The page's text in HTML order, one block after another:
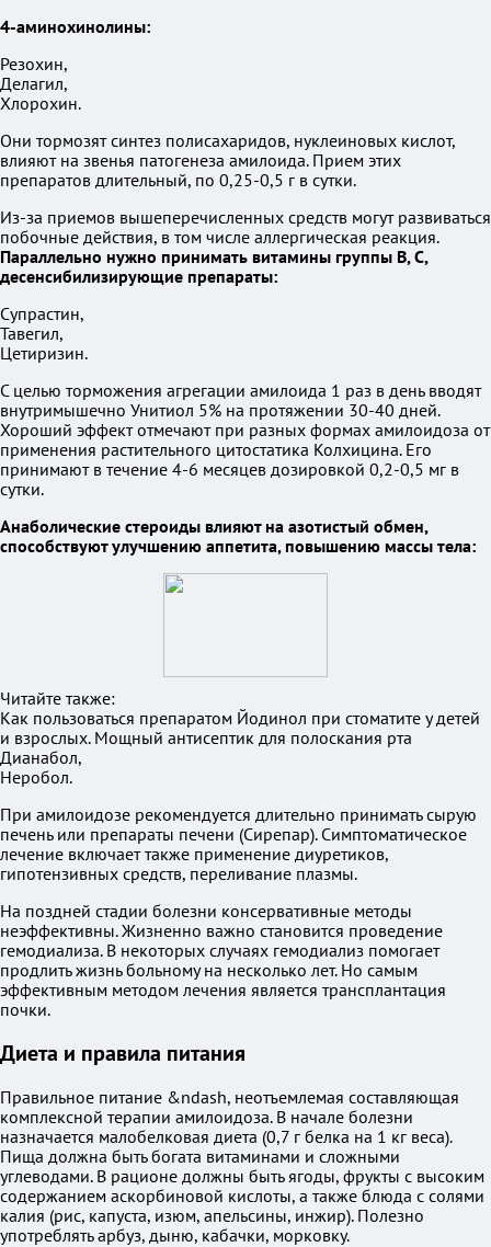
4-аминохинолины:
Резохин,
Делагил,
Хлорохин.
Они тормозят синтез полисахаридов, нуклеиновых кислот,
влияют на звенья патогенеза амилоида. Прием этих
препаратов длительный, по 0,25-0,5 г в сутки.
Из-за приемов вышеперечисленных средств могут развиваться
побочные действия, в том числе аллергическая реакция.
Параллельно нужно принимать витамины группы В, С,
десенсибилизирующие препараты:
Супрастин,
Тавегил,
Цетиризин.
С целью торможения агрегации амилоида 1 раз в день вводят
внутримышечно Унитиол 5% на протяжении 30-40 дней.
Хороший эффект отмечают при разных формах амилоидоза от
применения растительного цитостатика Колхицина. Его
принимают в течение 4-6 месяцев дозировкой 0,2-0,5 мг в
сутки.
Анаболические стероиды влияют на азотистый обмен,
способствуют улучшению аппетита, повышению массы тела:
Читайте также:
Как пользоваться препаратом Йодинол при стоматите у детей
и взрослых. Мощный антисептик для полоскания рта
Дианабол,
Неробол.
При амилоидозе рекомендуется длительно принимать сырую
печень или препараты печени (Сирепар). Симптоматическое
лечение включает также применение диуретиков,
гипотензивных средств, переливание плазмы.
На поздней стадии болезни консервативные методы
неэффективны. Жизненно важно становится проведение
гемодиализа. В некоторых случаях гемодиализ помогает
продлить жизнь больному на несколько лет. Но самым
эффективным методом лечения является трансплантация
почки.
Диета и правила питания
Правильное питание &ndash, неотъемлемая составляющая
комплексной терапии амилоидоза. В начале болезни
назначается малобелковая диета (0,7 г белка на 1 кг веса).
Пища должна быть богата витаминами и сложными
углеводами. В рационе должны быть ягоды, фрукты с высоким
содержанием аскорбиновой кислоты, а также блюда с солями
калия (рис, капуста, изюм, апельсины, инжир). Полезно
употреблять арбуз, дыню, кабачки, морковку.